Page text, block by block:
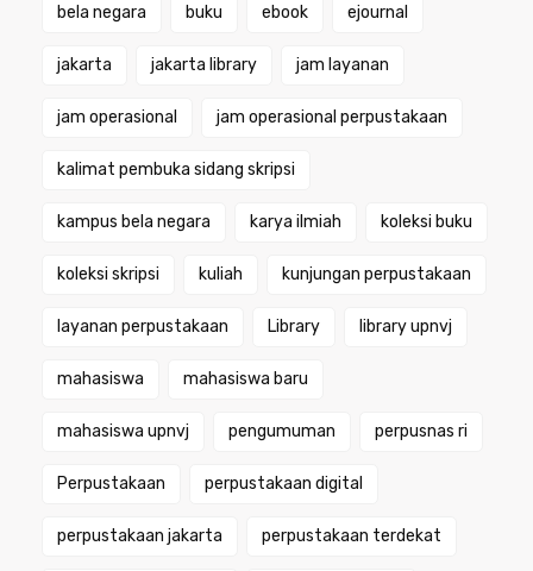
bela negara buku ebook ejournal
jakarta jakarta library jam layanan
jam operasional jam operasional perpustakaan
kalimat pembuka sidang skripsi
kampus bela negara karya ilmiah koleksi buku
koleksi skripsi kuliah kunjungan perpustakaan
layanan perpustakaan Library library upnvj
mahasiswa mahasiswa baru
mahasiswa upnvj pengumuman perpusnas ri
Perpustakaan perpustakaan digital
perpustakaan jakarta perpustakaan terdekat